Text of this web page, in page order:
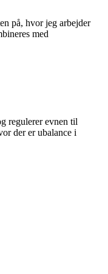
på, hvor jeg arbejder
med
regulerer evnen til
der er ubalance i